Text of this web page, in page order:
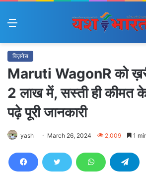
Menu
बिज़नेस
Maruti WagonR को
2 लाख में, सस्ती ही कीमत
पढ़े पूरी जानकारी
yash March 26, 2024 2,009 1